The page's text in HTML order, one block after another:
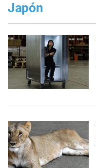
Japón